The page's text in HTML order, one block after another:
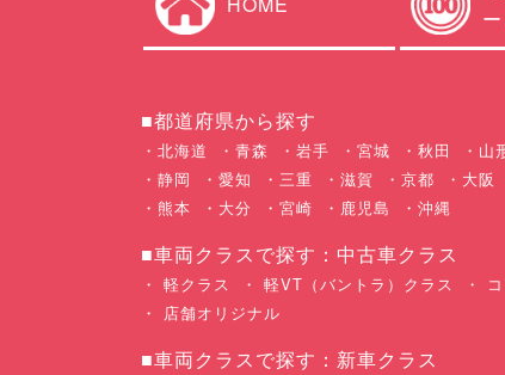
■都道府県から探す
北海道 青森 岩手 宮城 秋田 山
静岡
愛知 三重 滋賀 京都 大阪
熊本
大分 宮崎 鹿児島 沖縄
■車両クラスで探す：中古車クラス
軽クラス 軽VT（バントラ）クラス
店舗オリジナル
■車両クラスで探す：新車クラス